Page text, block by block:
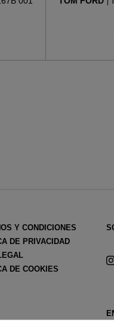
Y CONDICIONES
DE PRIVACIDAD
DE COOKIES